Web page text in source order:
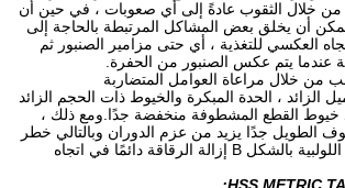
من خلال الثقوب عادةً إلى أي صعوبات ، في حين أن
يمكن أن يخلق بعض المشاكل المرتبطة بالحاجة إلى
العكسي للتغذية ، أي حتى مزامير الصنبور ثم
عندما يتم عكس الصنبور من الحفرة.
من خلال مراعاة العوامل المتضاربة
الزائد ، الحدة المبكرة والخيوط ذات الحجم الزائد
خيوط القطع المشطوفة منخفضة جدًا.ومع ذلك ،
الطويل جدًا يزيد من عزم الدوران وبالتالي خطر
الكسر.تضمن النقطة اللولبية بالشكل B إزالة الرقاقة دائمًا في اتجاه